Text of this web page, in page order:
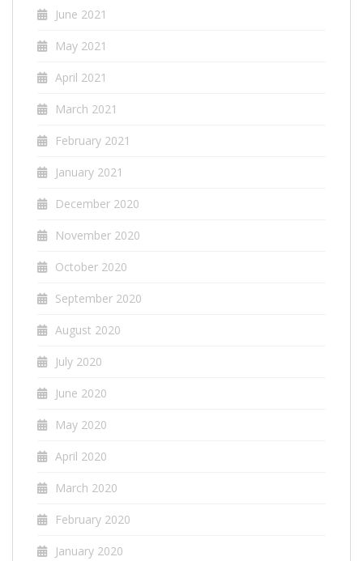
June 2021
May 2021
April 2021
March 2021
February 2021
January 2021
December 2020
November 2020
October 2020
September 2020
August 2020
July 2020
June 2020
May 2020
April 2020
March 2020
February 2020
January 2020